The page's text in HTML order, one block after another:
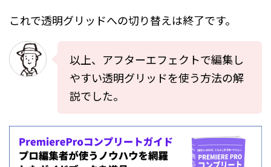
これで透明グリッドへの切り替えは終了です。
以上、アフターエフェクトで編集し
やすい透明グリッドを使う方法の解
説でした。